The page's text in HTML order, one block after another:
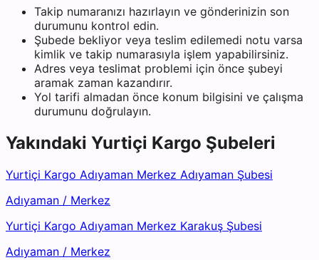
Takip numaranızı hazırlayın ve gönderinizin son
durumunu kontrol edin.
Şubede bekliyor veya teslim edilemedi notu varsa
kimlik ve takip numarasıyla işlem yapabilirsiniz.
Adres veya teslimat problemi için önce şubeyi
aramak zaman kazandırır.
Yol tarifi almadan önce konum bilgisini ve çalışma
durumunu doğrulayın.
Yakındaki Yurtiçi Kargo Şubeleri
Yurtiçi Kargo Adıyaman Merkez Adıyaman Şubesi
Adıyaman / Merkez
Yurtiçi Kargo Adıyaman Merkez Karakuş Şubesi
Adıyaman / Merkez